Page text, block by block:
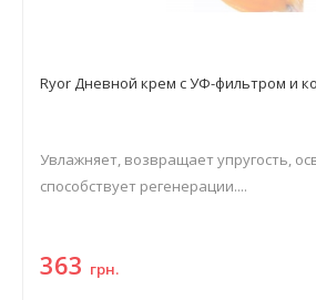
Ryor Дневной крем с УФ-фильтром и
Увлажняет, возвращает упругость,
способствует регенерации....
363 грн.